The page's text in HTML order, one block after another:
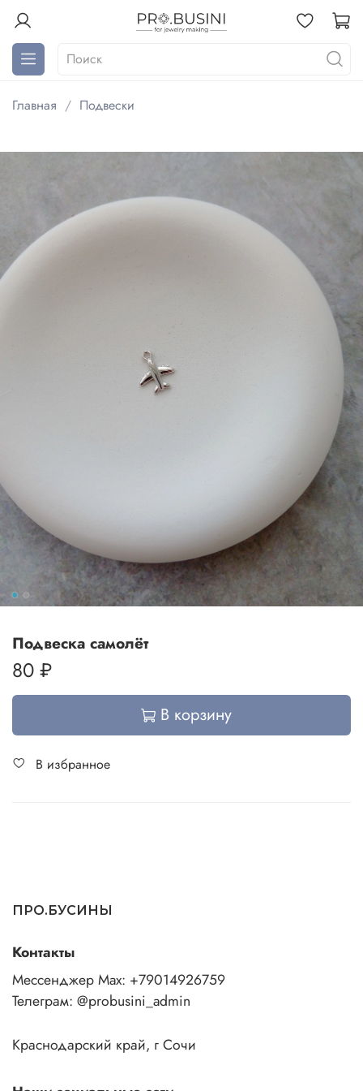
Главная Подвески
Подвеска самолёт
80 ₽
В корзину
В избранное
ПРО.БУСИНЫ
Контакты
Мессенджер Max: +79014926759
Телеграм: @probusini_admin
Краснодарский край, г Сочи